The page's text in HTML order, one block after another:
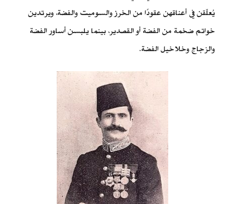
يُعلّقن في أعناقهن عقودًا من الخرز والسوميت والفضة، ويرتدين
خواتم ضخمة من الفضة أو القصدير، بينما يلبسن أساور الفضة
والزجاج وخلاخيل الفضة.